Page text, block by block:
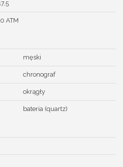
ATM
męski
chronograf
okrągły
bateria (quartz)